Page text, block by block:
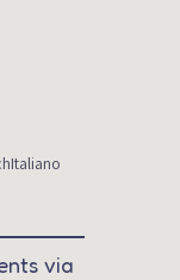
Italiano
via